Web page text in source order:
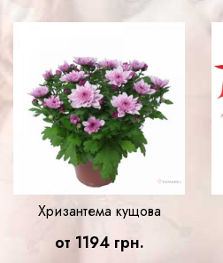
Хризантема кущова
от 1194 грн.